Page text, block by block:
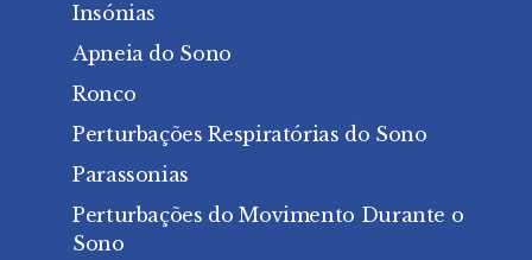
Insónias
Apneia do Sono
Ronco
Perturbações Respiratórias do Sono
Parassonias
Perturbações do Movimento Durante o
Sono